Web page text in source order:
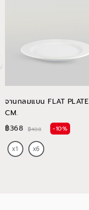
จานกลมแบน FLAT
CM.
฿368
฿408 -10%